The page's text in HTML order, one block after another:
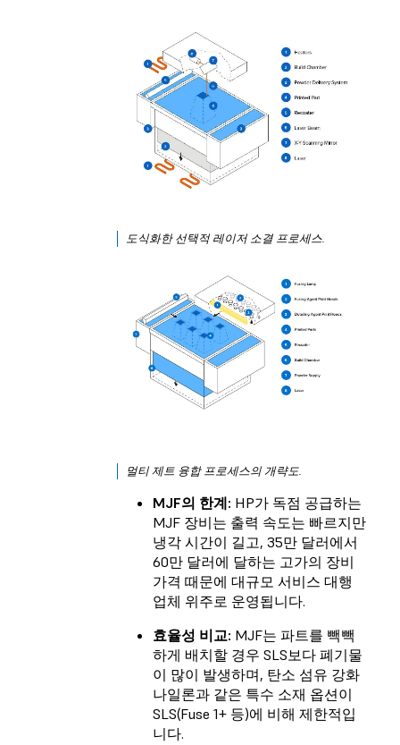
도식화한 선택적 레이저 소결 프로세스.
멀티 제트 융합 프로세스의 개략도.
MJF의 한계: HP가 독점 공급하는
MJF 장비는 출력 속도는 빠르지만
냉각 시간이 길고, 35만 달러에서
60만 달러에 달하는 고가의 장비
가격 때문에 대규모 서비스 대행
업체 위주로 운영됩니다.
효율성 비교: MJF는 파트를 빽빽
하게 배치할 경우 SLS보다 폐기물
이 많이 발생하며, 탄소 섬유 강화
나일론과 같은 특수 소재 옵션이
SLS(Fuse 1+ 등)에 비해 제한적입
니다.